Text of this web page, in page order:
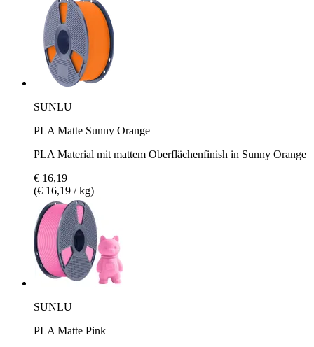
SUNLU
PLA Matte Sunny Orange
PLA Material mit mattem Oberflächenfinish in Sunny Orange
€ 16,19
(€ 16,19 / kg)
SUNLU
PLA Matte Pink